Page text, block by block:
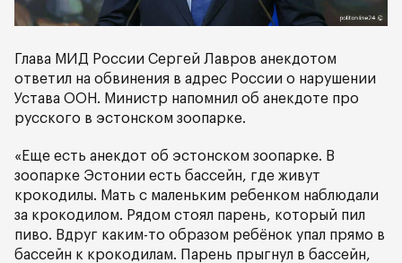
Глава МИД России Сергей Лавров анекдотом
ответил на обвинения в адрес России о нарушении
Устава ООН. Министр напомнил об анекдоте про
русского в эстонском зоопарке.
«Еще есть анекдот об эстонском зоопарке. В
зоопарке Эстонии есть бассейн, где живут
крокодилы. Мать с маленьким ребенком наблюдали
за крокодилом. Рядом стоял парень, который пил
пиво. Вдруг каким-то образом ребёнок упал прямо в
бассейн к крокодилам. Парень прыгнул в бассейн,